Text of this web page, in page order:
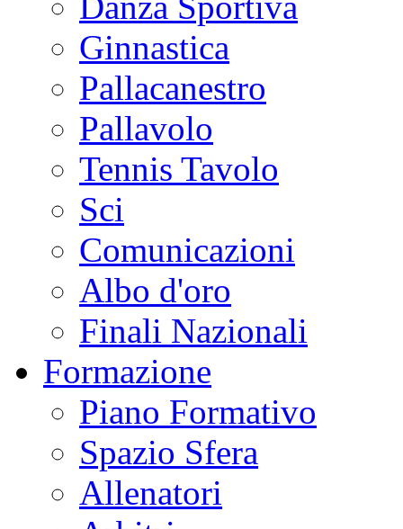
Ginnastica
Pallacanestro
Pallavolo
Tennis Tavolo
Sci
Comunicazioni
Albo d'oro
Finali Nazionali
Formazione
Piano Formativo
Spazio Sfera
Allenatori